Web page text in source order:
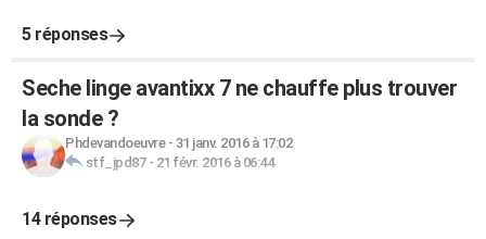
5 réponses
Seche linge avantixx 7 ne chauffe plus trouver
la sonde ?
Phdevandoeuvre- 31 janv. 2016 à 17:02
stf_jpd87- 21 févr. 2016 à 06:44
14 réponses